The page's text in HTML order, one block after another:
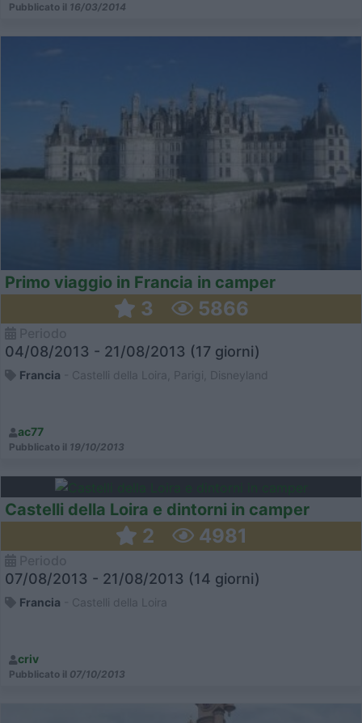
Pubblicato il 16/03/2014
Primo viaggio in Francia in camper
3 5866
04/08/2013 - 21/08/2013 (17 giorni)
Francia - Castelli della Loira, Parigi, Disneyland
ac77
Pubblicato il 19/10/2013
Castelli della Loira e dintorni in camper
2 4981
07/08/2013 - 21/08/2013 (14 giorni)
Francia - Castelli della Loira
criv
Pubblicato il 07/10/2013